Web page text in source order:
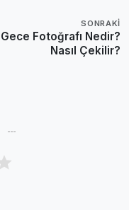
SONRAKI
Gece Fotoğrafı Nedir?
Nasıl Çekilir?